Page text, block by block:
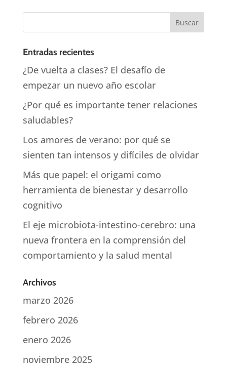
Entradas recientes
¿De vuelta a clases? El desafío de
empezar un nuevo año escolar
¿Por qué es importante tener relaciones
saludables?
Los amores de verano: por qué se
sienten tan intensos y difíciles de olvidar
Más que papel: el origami como
herramienta de bienestar y desarrollo
cognitivo
El eje microbiota-intestino-cerebro: una
nueva frontera en la comprensión del
comportamiento y la salud mental
Archivos
marzo 2026
febrero 2026
enero 2026
noviembre 2025